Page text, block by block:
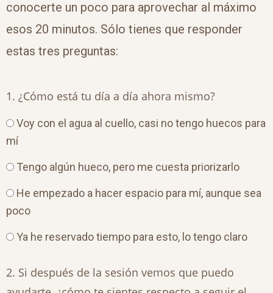
conocerte un poco para aprovechar al máximo
esos 20 minutos. Sólo tienes que responder
estas tres preguntas:
1. ¿Cómo está tu día a día ahora mismo?
Voy con el agua al cuello, casi no tengo huecos para
mí
Tengo algún hueco, pero me cuesta priorizarlo
He empezado a hacer espacio para mí, aunque sea
poco
Ya he reservado tiempo para esto, lo tengo claro
2. Si después de la sesión vemos que puedo